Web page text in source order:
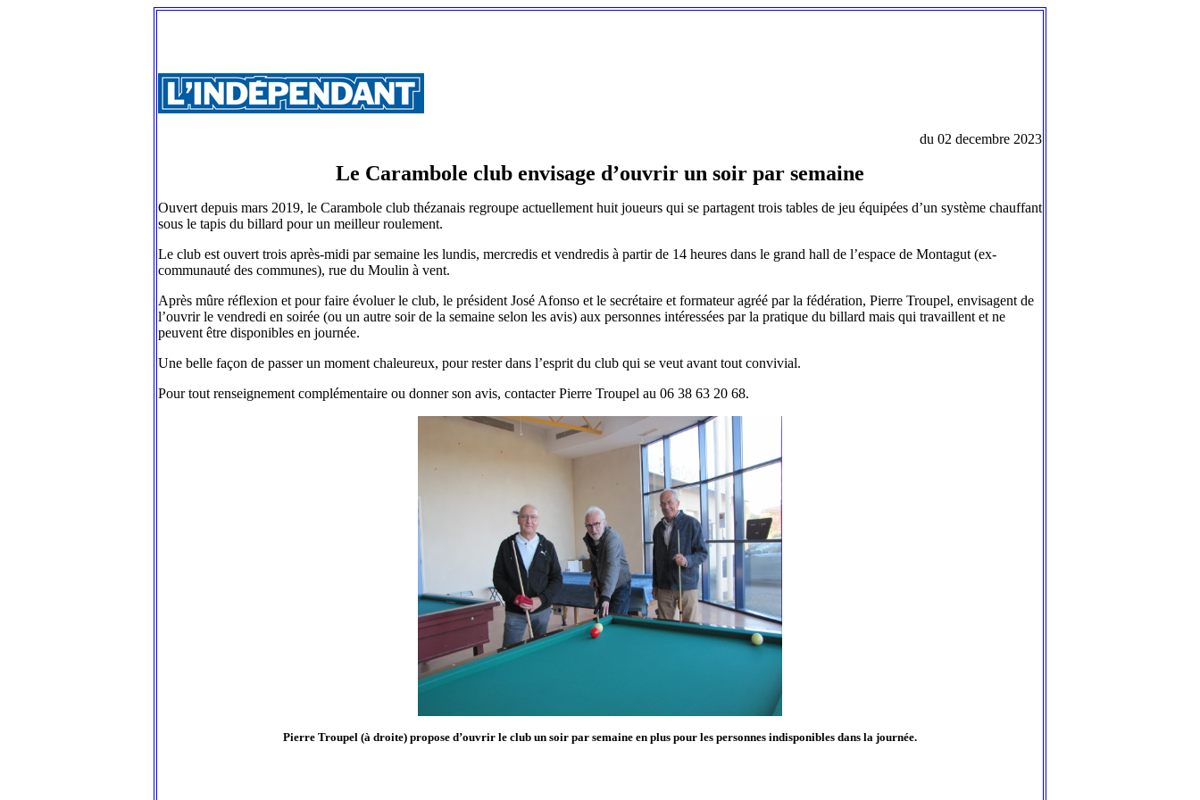
du 02 decembre 2023
Le Carambole club envisage d’ouvrir un soir par semaine
Ouvert depuis mars 2019, le Carambole club thézanais regroupe actuellement huit joueurs qui se partagent trois tables de jeu équipées d’un système chauffant
sous le tapis du billard pour un meilleur roulement.
Le club est ouvert trois après-midi par semaine les lundis, mercredis et vendredis à partir de 14 heures dans le grand hall de l’espace de Montagut (ex-
communauté des communes), rue du Moulin à vent.
Après mûre réflexion et pour faire évoluer le club, le président José Afonso et le secrétaire et formateur agréé par la fédération, Pierre Troupel, envisagent de
l’ouvrir le vendredi en soirée (ou un autre soir de la semaine selon les avis) aux personnes intéressées par la pratique du billard mais qui travaillent et ne
peuvent être disponibles en journée.
Une belle façon de passer un moment chaleureux, pour rester dans l’esprit du club qui se veut avant tout convivial.
Pour tout renseignement complémentaire ou donner son avis, contacter Pierre Troupel au 06 38 63 20 68.
Pierre Troupel (à droite) propose d’ouvrir le club un soir par semaine en plus pour les personnes indisponibles dans la journée.